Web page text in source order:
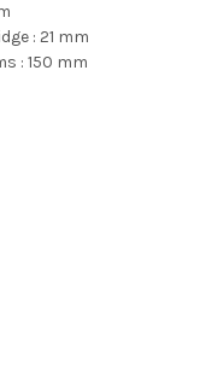
: 21 mm
: 150 mm